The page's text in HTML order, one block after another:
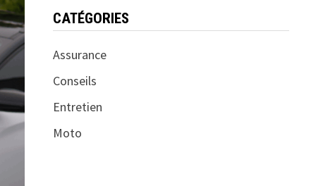
CATÉGORIES
Assurance
Conseils
Entretien
Moto